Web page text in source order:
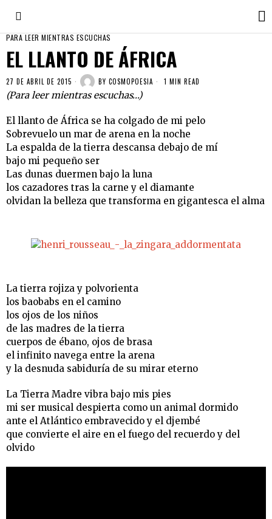
PARA LEER MIENTRAS ESCUCHAS
EL LLANTO DE ÁFRICA
27 DE ABRIL DE 2015 BY COSMOPOESIA 1 MIN READ
(Para leer mientras escuchas…)
El llanto de África se ha colgado de mi pelo
Sobrevuelo un mar de arena en la noche
La espalda de la tierra descansa debajo de mí
bajo mi pequeño ser
Las dunas duermen bajo la luna
los cazadores tras la carne y el diamante
olvidan la belleza que transforma en gigantesca el alma
La tierra rojiza y polvorienta
los baobabs en el camino
los ojos de los niños
de las madres de la tierra
cuerpos de ébano, ojos de brasa
el infinito navega entre la arena
y la desnuda sabiduría de su mirar eterno
La Tierra Madre vibra bajo mis pies
mi ser musical despierta como un animal dormido
ante el Atlántico embravecido y el djembé
que convierte el aire en el fuego del recuerdo y del
olvido